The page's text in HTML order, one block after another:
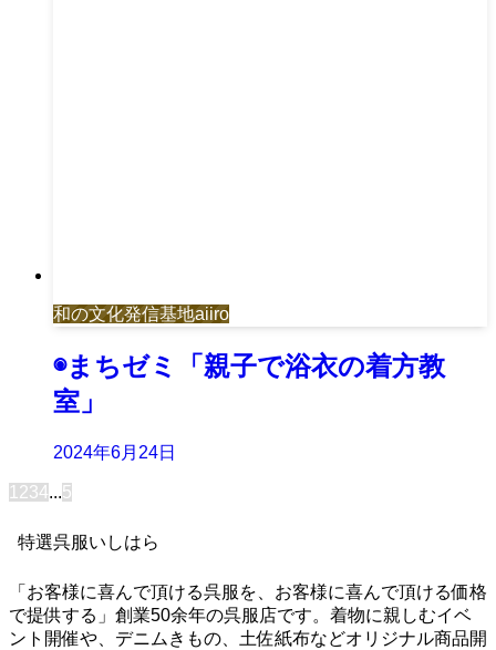
和の文化発信基地aiiro
◉まちゼミ「親子で浴衣の着方教
室」
2024年6月24日
1 234...5
特選呉服いしはら
「お客様に喜んで頂ける呉服を、お客様に喜んで頂ける価格
で提供する」創業50余年の呉服店です。着物に親しむイベ
ント開催や、デニムきもの、土佐紙布などオリジナル商品開